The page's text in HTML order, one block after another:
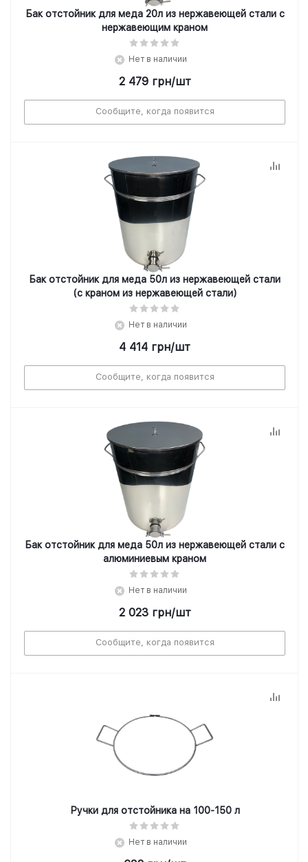
Бак отстойник для меда 20л из нержавеющей стали с
нержавеющим краном
Нет в наличии
2 479грн/шт
Сообщите, когда появится
Бак отстойник для меда 50л из нержавеющей стали
(с краном из нержавеющей стали)
Нет в наличии
4 414 грн/шт
Сообщите, когда появится
Бак отстойник для меда 50л из нержавеющей стали с
алюминиевым краном
Нет в наличии
2 023грн/шт
Сообщите, когда появится
Ручки для отстойника на 100-150 л
Нет в наличии